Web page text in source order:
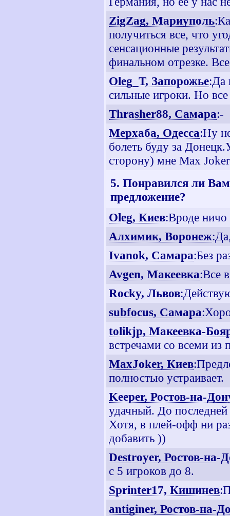
ZigZag, Мариуполь
получиться все, что
сенсационные
финальном отрезке.
Oleg_T, Запорожье:Да
сильные игроки. Но
Thrasher88, Самара:-
Мерхаба, Одесса:Ну
болеть буду за
сторону) мне Мax
5. Понравился ли
предложение?
Oleg, Киев:Вроде ничо
Алхимик, Воронеж
Ivanok, Самара:Без
Avgen, Макеевка:Все
Rocky, Львов
subfocus, Самара
tolikjp, Макеевка-
встречами со всеми из
MaxJoker, Киев
полностью устраивает.
Keeper, Ростов-на-
удачный. До
Хотя, в плей-офф ни
добавить ))
Destroyer, Ростов-на-
с 5 игроков до 8.
Sprinter17, Кишинев
antiginer, Ростов-на-